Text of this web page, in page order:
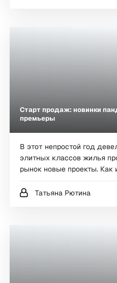
Старт продаж: новинки
премьеры
В этот непростой год
элитных классов жилья
рынок новые проекты. Как
ожидать покупатели
Татьяна Рютина